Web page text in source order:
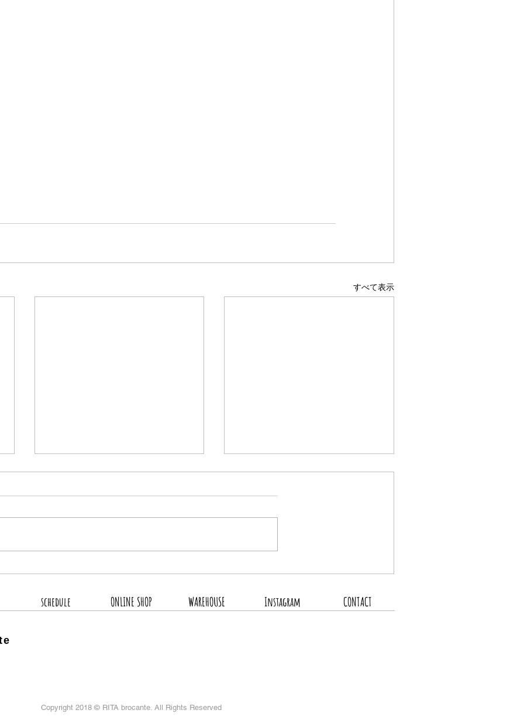
すべて表示
8月の営業スケジュール
schedule ONLINE SHOP WAREHOUSE Instagram CONTACT
Copyright 2018 © RITA brocante. All Rights Reserved